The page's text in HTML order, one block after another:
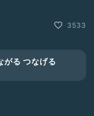
3533
がる つなげる